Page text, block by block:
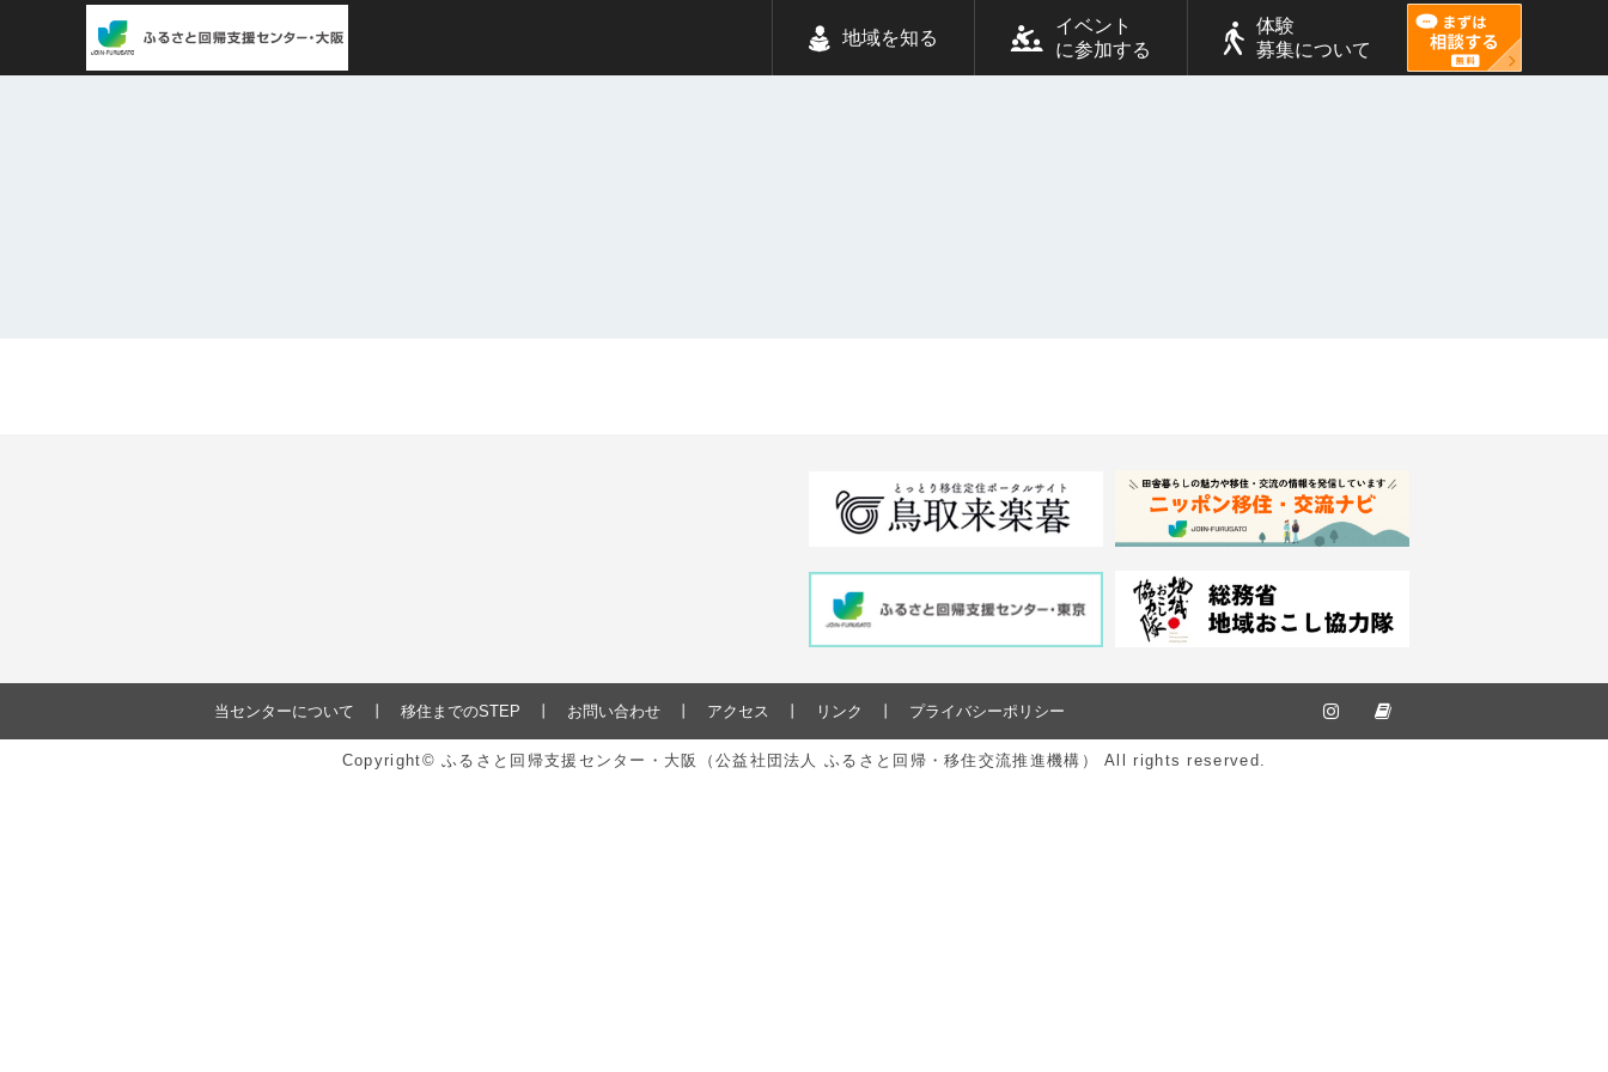
地域を知る
イベント
に参加する
体験
募集について
当センターについて 移住までのSTEP お問い合わせ アクセス リンク プライバシーポリシー
Copyright© ふるさと回帰支援センター・大阪（公益社団法人 ふるさと回帰・移住交流推進機構） All rights reserved.